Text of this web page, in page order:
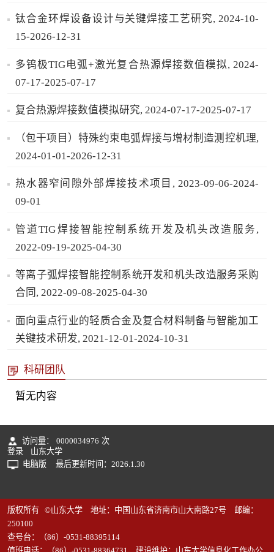
钛合金环焊设备设计与关键焊接工艺研究, 2024-10-
15-2026-12-31
多钨极TIG电弧+激光复合热源焊接数值模拟, 2024-
07-17-2025-07-17
复合热源焊接数值模拟研究, 2024-07-17-2025-07-17
（包干项目）特殊约束电弧焊接与增材制造测控机理,
2024-01-01-2026-12-31
热水器窄间隙外部焊接技术项目, 2023-09-06-2024-
09-01
管道TIG焊接智能控制系统开发及机头改造服务,
2022-09-19-2025-04-30
等离子弧焊接智能控制系统开发和机头改造服务采购
合同, 2022-09-08-2025-04-30
面向重点行业的轻质合金及复合材料制备与智能加工
关键技术研发, 2021-12-01-2024-10-31
科研团队
暂无内容
访问量： 0000034976 次
登录
山东大学
电脑版
最后更新时间： 2026.1.30
版权所有 ©山东大学 地址：中国山东省济南市山大南路27号 邮编：
250100
查号台：（86）-0531-88395114